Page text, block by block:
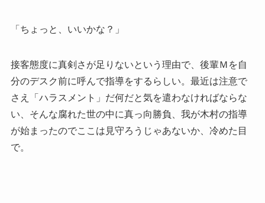
「ちょっと、いいかな？」
接客態度に真剣さが足りないという理由で、後輩Ｍを自
分のデスク前に呼んで指導をするらしい。最近は注意で
さえ「ハラスメント」だ何だと気を遣わなければならな
い、そんな腐れた世の中に真っ向勝負、我が木村の指導
が始まったのでここは見守ろうじゃあないか、冷めた目
で。